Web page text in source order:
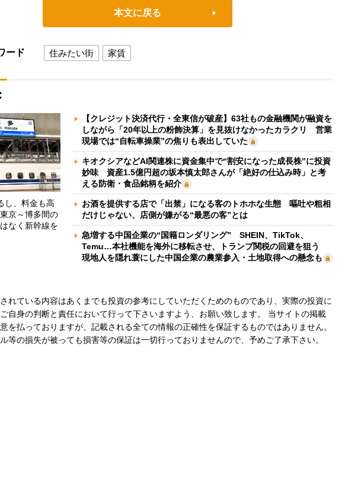
本文に戻る
ード 住みたい街 家賃
し、料金も高
京～博多間の
なく新幹線を
【クレジット決済代行・全東信が破産】63社もの金融機関が融資を
しながら「20年以上の粉飾決算」を見抜けなかったカラクリ 営業
現場では“自転車操業”の焦りも表出していた
キオクシアなどAI関連株に資金集中で“割安になった成長株”に投資
妙味 資産1.5億円超の坂本慎太郎さんが「絶好の仕込み時」と考
える防衛・食品銘柄を紹介
お酒を提供する店で「出禁」になる客のトホホな生態 嘔吐や粗相
だけじゃない、店側が嫌がる“最悪の客”とは
急増する中国企業の“国籍ロンダリング” SHEIN、TikTok、
Temu…本社機能を海外に移転させ、トランプ関税の回避を狙う
現地人を隠れ蓑にした中国企業の農業参入・土地取得への懸念も
れている内容はあくまでも投資の参考にしていただくためのものであり、実際の投資に
自身の判断と責任において行って下さいますよう、お願い致します。 当サイトの掲載
を払っておりますが、記載される全ての情報の正確性を保証するものではありません。
等の損失が被っても損害等の保証は一切行っておりませんので、予めご了承下さい。